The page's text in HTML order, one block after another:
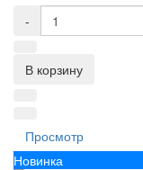
-
В корзину
Просмотр
Новинка